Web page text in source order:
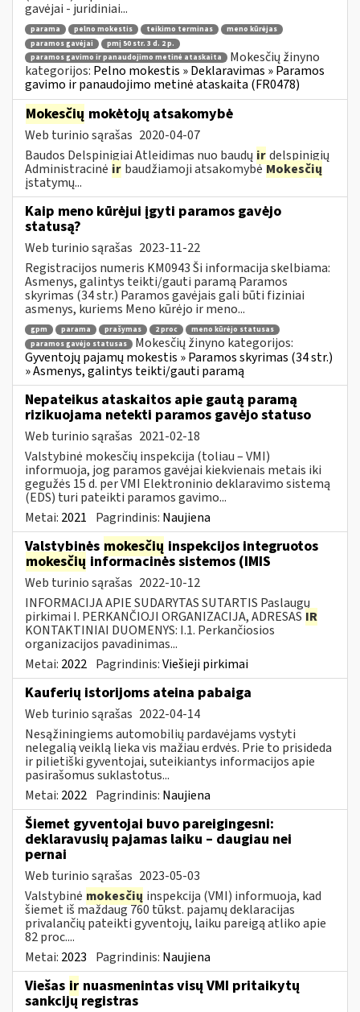
gavėjai - juridiniai...
parama pelno mokestis teikimo terminas
meno kūrėjas
paramos gavėjai
pmį 50 str. 3 d. 2 p.
paramos gavimo ir panaudojimo metinė ataskaita
Mokesčių žinyno
kategorijos: Pelno mokestis » Deklaravimas » Paramos
gavimo ir panaudojimo metinė ataskaita (FR0478)
Mokesčių mokėtojų atsakomybė
Web turinio sąrašas 2020-04-07
Baudos Delspinigiai Atleidimas nuo baudų irdelspinigių
Administracinė ir baudžiamoji atsakomybėMokesčių
įstatymų...
Kaip meno kūrėjui įgyti paramos gavėjo
statusą?
Web turinio sąrašas 2023-11-22
Registracijos numeris KM0943 Ši informacija skelbiama:
Asmenys, galintys teikti/gauti paramą Paramos
skyrimas (34 str.) Paramos gavėjais gali būti fiziniai
asmenys, kuriems Meno kūrėjo ir meno...
gpm parama prašymas 2 proc
meno kūrėjo statusas
paramos gavėjo statusas
Mokesčių žinyno kategorijos:
Gyventojų pajamų mokestis » Paramos skyrimas (34 str.)
» Asmenys, galintys teikti/gauti paramą
Nepateikus ataskaitos apie gautą paramą
rizikuojama netekti paramos gavėjo statuso
Web turinio sąrašas 2021-02-18
Valstybinė mokesčių inspekcija (toliau – VMI)
informuoja, jog paramos gavėjai kiekvienais metais iki
gegužės 15 d. per VMI Elektroninio deklaravimo sistemą
(EDS) turi pateikti paramos gavimo...
Metai: 2021 Pagrindinis: Naujiena
Valstybinės mokesčių inspekcijos integruotos
mokesčių informacinės sistemos (IMIS
Web turinio sąrašas 2022-10-12
INFORMACIJA APIE SUDARYTAS SUTARTIS Paslaugų
pirkimai I. PERKANČIOJI ORGANIZACIJA, ADRESAS IR
KONTAKTINIAI DUOMENYS: I.1. Perkančiosios
organizacijos pavadinimas...
Metai: 2022 Pagrindinis:Viešieji pirkimai
Kauferių istorijoms ateina pabaiga
Web turinio sąrašas 2022-04-14
Nesąžiningiems automobilių pardavėjams vystyti
nelegalią veiklą lieka vis mažiau erdvės. Prie to prisideda
ir pilietiški gyventojai, suteikiantys informacijos apie
pasirašomus suklastotus...
Metai: 2022 Pagrindinis: Naujiena
Šiemet gyventojai buvo pareigingesni:
deklaravusių pajamas laiku – daugiau nei
pernai
Web turinio sąrašas 2023-05-03
Valstybinė mokesčių inspekcija (VMI) informuoja, kad
šiemet iš maždaug 760 tūkst. pajamų deklaracijas
privalančių pateikti gyventojų, laiku pareigą atliko apie
82 proc....
Metai: 2023 Pagrindinis: Naujiena
Viešas ir nuasmenintas visų VMI pritaikytų
sankcijų registras